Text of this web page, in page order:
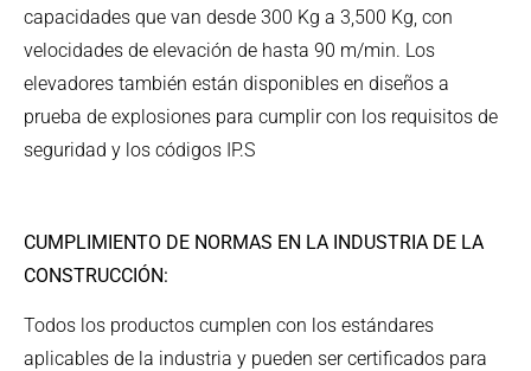
capacidades que van desde 300 Kg a 3,500 Kg, con
velocidades de elevación de hasta 90 m/min. Los
elevadores también están disponibles en diseños a
prueba de explosiones para cumplir con los requisitos de
seguridad y los códigos IP.S
CUMPLIMIENTO DE NORMAS EN LA INDUSTRIA DE LA
CONSTRUCCIÓN:
Todos los productos cumplen con los estándares
aplicables de la industria y pueden ser certificados para